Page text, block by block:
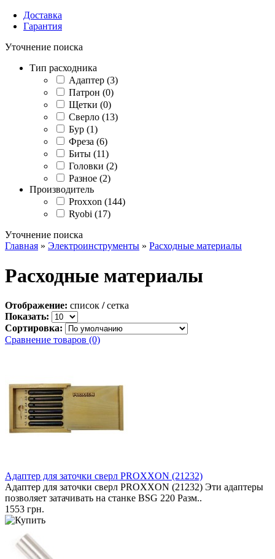
Доставка
Гарантия
Уточнение поиска
Тип расходника
Адаптер (3)
Патрон (0)
Щетки (0)
Сверло (13)
Бур (1)
Фреза (6)
Биты (11)
Головки (2)
Разное (2)
Производитель
Proxxon (144)
Ryobi (17)
Уточнение поиска
Главная » Электроинструменты » Расходные материалы
Расходные материалы
Отображение: список / сетка
Показать:
Сортировка:
Сравнение товаров (0)
Адаптер для заточки сверл PROXXON (21232)
Адаптер для заточки сверл PROXXON (21232) Эти адаптеры
позволяет затачивать на станке BSG 220 Разм..
1553 грн.